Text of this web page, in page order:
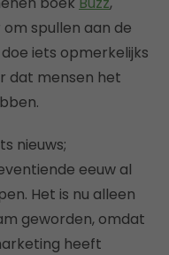
spullen aan de
iets opmerkelijks
dat mensen het
nieuws;
eeuw al
Het is nu alleen
geworden, omdat
heeft